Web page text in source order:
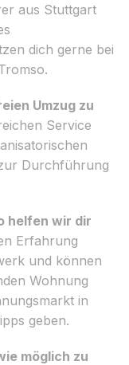
aus Stuttgart
dich gerne bei
Umzug zu
Service
Durchführung
helfen wir dir
Erfahrung
und können
Wohnung
in
geben.
möglich zu